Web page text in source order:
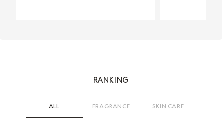
RANKING
ALL FRAGRANCE SKIN CARE